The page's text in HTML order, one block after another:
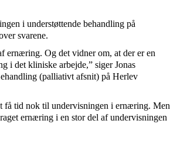
i understøttende behandling på
svarene.
ernæring. Og det vidner om, at der er en
i det kliniske arbejde,” siger Jonas
(palliativt afsnit) på Herlev
få tid nok til undervisningen i ernæring. Men
ernæring i en stor del af undervisningen